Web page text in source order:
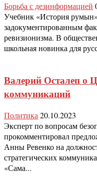
Борьба с дезинформацией
Учебник «История
задокументированным
ревизионизма. В
школьная новинка для
Валерий Осталеп о
коммуникаций
Политика 20.10.2023
Эксперт по вопросам
прокомментировал
Анны Ревенко на
стратегических
«Сама...